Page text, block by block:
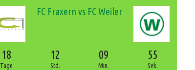
FC Fraxern vs FC Weiler
18
Tage
12
Std.
09
Min.
54
Sek.